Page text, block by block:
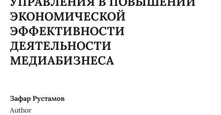
ЭКОНОМИЧЕСКОЙ
ЭФФЕКТИВНОСТИ
ДЕЯТЕЛЬНОСТИ
МЕДИАБИЗНЕСА
Зафар Рустамов
Author